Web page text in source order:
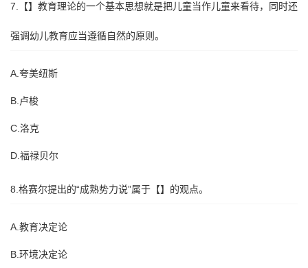
7.【】教育理论的一个基本思想就是把儿童当作儿童来看待，同时还
强调幼儿教育应当遵循自然的原则。
A.夸美纽斯
B.卢梭
C.洛克
D.福禄贝尔
8.格赛尔提出的“成熟势力说”属于【】的观点。
A.教育决定论
B.环境决定论